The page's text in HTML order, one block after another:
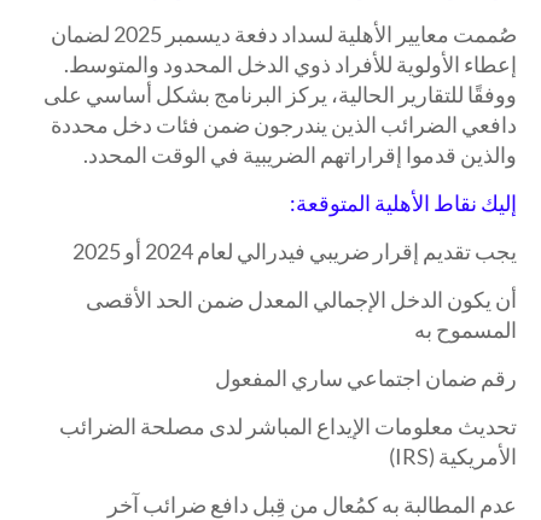
صُممت معايير الأهلية لسداد دفعة ديسمبر 2025 لضمان
إعطاء الأولوية للأفراد ذوي الدخل المحدود والمتوسط.
ووفقًا للتقارير الحالية، يركز البرنامج بشكل أساسي على
دافعي الضرائب الذين يندرجون ضمن فئات دخل محددة
والذين قدموا إقراراتهم الضريبية في الوقت المحدد.
إليك نقاط الأهلية المتوقعة:
يجب تقديم إقرار ضريبي فيدرالي لعام 2024 أو 2025
أن يكون الدخل الإجمالي المعدل ضمن الحد الأقصى
المسموح به
رقم ضمان اجتماعي ساري المفعول
تحديث معلومات الإيداع المباشر لدى مصلحة الضرائب
الأمريكية (IRS)
عدم المطالبة به كمُعال من قِبل دافع ضرائب آخر